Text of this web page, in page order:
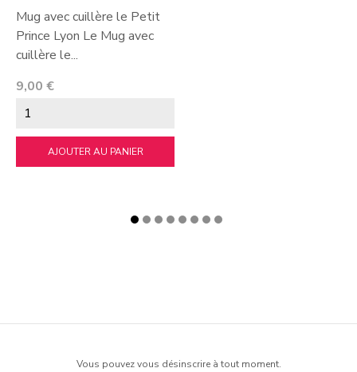
Mug avec cuillère le Petit
Prince Lyon Le Mug avec
cuillère le...
Prix
9,00 €
AJOUTER AU PANIER
Vous pouvez vous désinscrire à tout moment.